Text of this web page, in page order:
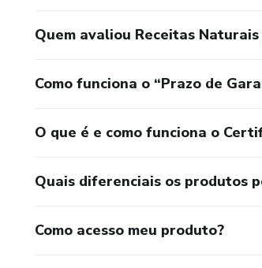
Quem avaliou Receitas
Como funciona o “Prazo de
O que é e como funciona o
Quais diferenciais os produtos
Como acesso meu produto?